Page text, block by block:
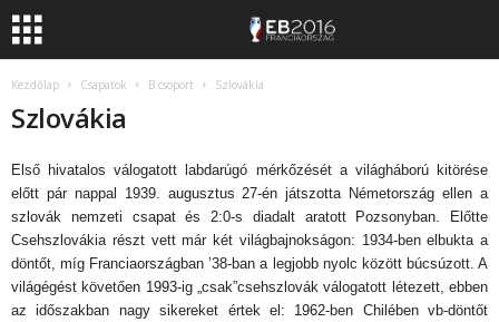
Kezdőlap Csapatok B csoport Szlovákia
Szlovákia
Első hivatalos válogatott labdarúgó mérkőzését a világháború kitörése
előtt pár nappal 1939. augusztus 27-én játszotta Németország ellen a
szlovák nemzeti csapat és 2:0-s diadalt aratott Pozsonyban. Előtte
Csehszlovákia részt vett már két világbajnokságon: 1934-ben elbukta a
döntőt, míg Franciaországban ’38-ban a legjobb nyolc között búcsúzott. A
világégést követően 1993-ig „csak”csehszlovák válogatott létezett, ebben
az időszakban nagy sikereket értek el: 1962-ben Chilében vb-döntőt